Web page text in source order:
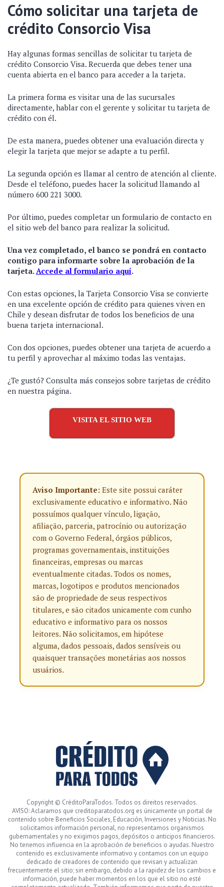
Cómo solicitar una tarjeta de
crédito Consorcio Visa
Hay algunas formas sencillas de solicitar tu tarjeta de
crédito Consorcio Visa. Recuerda que debes tener una
cuenta abierta en el banco para acceder a la tarjeta.
La primera forma es visitar una de las sucursales
directamente, hablar con el gerente y solicitar tu tarjeta de
crédito con él.
De esta manera, puedes obtener una evaluación directa y
elegir la tarjeta que mejor se adapte a tu perfil.
La segunda opción es llamar al centro de atención al cliente.
Desde el teléfono, puedes hacer la solicitud llamando al
número 600 221 3000.
Por último, puedes completar un formulario de contacto en
el sitio web del banco para realizar la solicitud.
Una vez completado, el banco se pondrá en contacto
contigo para informarte sobre la aprobación de la
tarjeta.Accede al formulario aquí.
Con estas opciones, la Tarjeta Consorcio Visa se convierte
en una excelente opción de crédito para quienes viven en
Chile y desean disfrutar de todos los beneficios de una
buena tarjeta internacional.
Con dos opciones, puedes obtener una tarjeta de acuerdo a
tu perfil y aprovechar al máximo todas las ventajas.
¿Te gustó? Consulta más consejos sobre tarjetas de crédito
en nuestra página.
VISITA EL SITIO WEB
Aviso Importante: Este site possui caráter
exclusivamente educativo e informativo. Não
possuímos qualquer vínculo, ligação,
afiliação, parceria, patrocínio ou autorização
com o Governo Federal, órgãos públicos,
programas governamentais, instituições
financeiras, empresas ou marcas
eventualmente citadas. Todos os nomes,
marcas, logotipos e produtos mencionados
são de propriedade de seus respectivos
titulares, e são citados unicamente com cunho
educativo e informativo para os nossos
leitores. Não solicitamos, em hipótese
alguma, dados pessoais, dados sensíveis ou
quaisquer transações monetárias aos nossos
usuários.
Copyright © CréditoParaTodos. Todos os direitos reservados.
AVISO: Aclaramos que creditoparatodos.org es únicamente un portal de
contenido sobre Beneficios Sociales, Educación, Inversiones y Noticias. No
solicitamos información personal, no representamos organismos
gubernamentales y no exigimos pagos, depósitos o anticipos financieros.
No tenemos influencia en la aprobación de beneficios o ayudas. Nuestro
contenido es exclusivamente informativo y contamos con un equipo
dedicado de creadores de contenido que revisan y actualizan
frecuentemente el sitio; sin embargo, debido a la rapidez de los cambios e
información, puede haber momentos en los que el sitio no esté